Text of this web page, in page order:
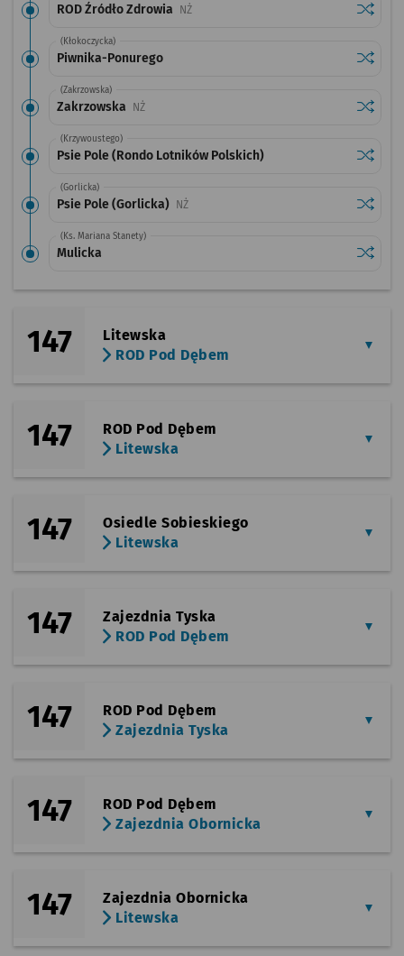
ROD Źródło Zdrowia NŻPrzystanek na życzenie
(Kłokoczycka)
Piwnika-Ponurego
(Zakrzowska)
Zakrzowska NŻPrzystanek na życzenie
(Krzywoustego)
Psie Pole (Rondo Lotników Polskich)
(Gorlicka)
Psie Pole (Gorlicka) NŻPrzystanek na życzenie
(Ks. Mariana Stanety)
Mulicka
147
Litewska
ROD Pod Dębem
147
ROD Pod Dębem
Litewska
147
Osiedle Sobieskiego
Litewska
147
Zajezdnia Tyska
ROD Pod Dębem
147
ROD Pod Dębem
Zajezdnia Tyska
147
ROD Pod Dębem
Zajezdnia Obornicka
147
Zajezdnia Obornicka
Litewska